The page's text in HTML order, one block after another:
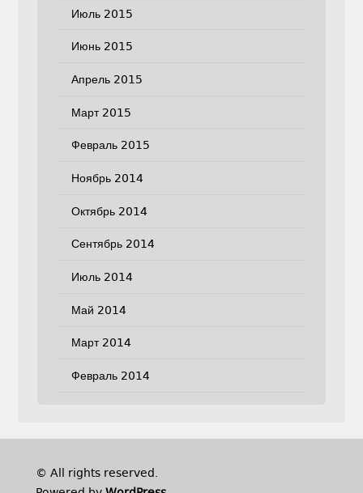
Июль 2015
Июнь 2015
Апрель 2015
Март 2015
Февраль 2015
Ноябрь 2014
Октябрь 2014
Сентябрь 2014
Июль 2014
Май 2014
Март 2014
Февраль 2014
© All rights reserved.